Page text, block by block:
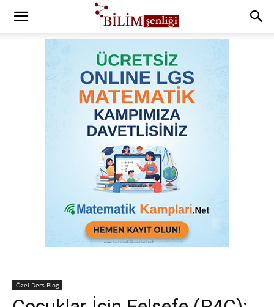
Özel Ders Blog